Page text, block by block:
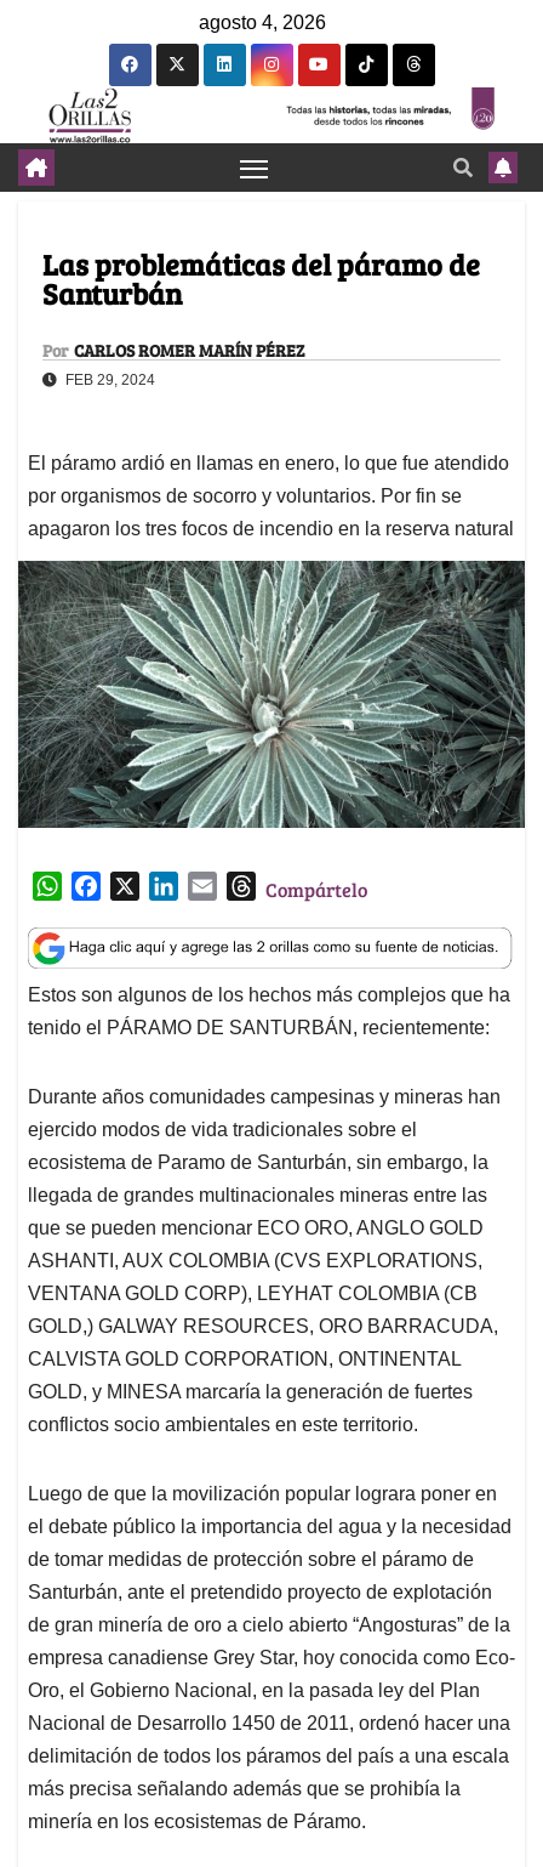
agosto 4, 2026
Las problemáticas del páramo de
Santurbán
Por CARLOS ROMER MARÍN PÉREZ
FEB 29, 2024
El páramo ardió en llamas en enero, lo que fue atendido
por organismos de socorro y voluntarios. Por fin se
apagaron los tres focos de incendio en la reserva natural
W
a
t
s
A
p
c
e
b
o
k
n
k
e
d
n
a
i
l
T
r
e
a
d
Compártelo
Estos son algunos de los hechos más complejos que ha
tenido el PÁRAMO DE SANTURBÁN, recientemente:
Durante años comunidades campesinas y mineras han
ejercido modos de vida tradicionales sobre el
ecosistema de Paramo de Santurbán, sin embargo, la
llegada de grandes multinacionales mineras entre las
que se pueden mencionar ECO ORO, ANGLO GOLD
ASHANTI, AUX COLOMBIA (CVS EXPLORATIONS,
VENTANA GOLD CORP), LEYHAT COLOMBIA (CB
GOLD,) GALWAY RESOURCES, ORO BARRACUDA,
CALVISTA GOLD CORPORATION, ONTINENTAL
GOLD, y MINESA marcaría la generación de fuertes
conflictos socio ambientales en este territorio.
Luego de que la movilización popular lograra poner en
el debate público la importancia del agua y la necesidad
de tomar medidas de protección sobre el páramo de
Santurbán, ante el pretendido proyecto de explotación
de gran minería de oro a cielo abierto “Angosturas” de la
empresa canadiense Grey Star, hoy conocida como Eco-
Oro, el Gobierno Nacional, en la pasada ley del Plan
Nacional de Desarrollo 1450 de 2011, ordenó hacer una
delimitación de todos los páramos del país a una escala
más precisa señalando además que se prohibía la
minería en los ecosistemas de Páramo.